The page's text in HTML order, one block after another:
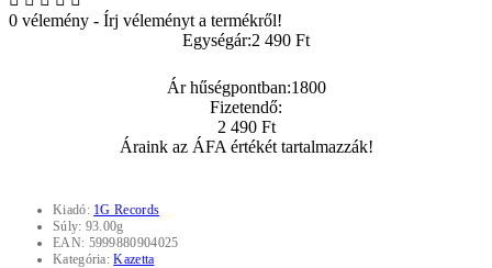
0 vélemény - Írj véleményt a termékről!
Egységár:2 490 Ft
Ár hűségpontban:1800
Fizetendő:
2 490 Ft
Áraink az ÁFA értékét tartalmazzák!
Kiadó: 1G Records
Súly: 93.00g
EAN: 5999880904025
Kategória:Kazetta